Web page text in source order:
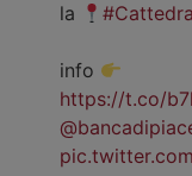
la
info
https://t.co/